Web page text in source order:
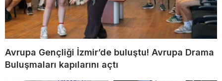
Avrupa Gençliği İzmir’de buluştu! Avrupa Drama
Buluşmaları kapılarını açtı